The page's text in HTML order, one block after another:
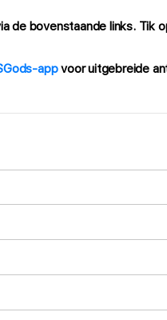
de bovenstaande links. Tik
appvoor uitgebreide